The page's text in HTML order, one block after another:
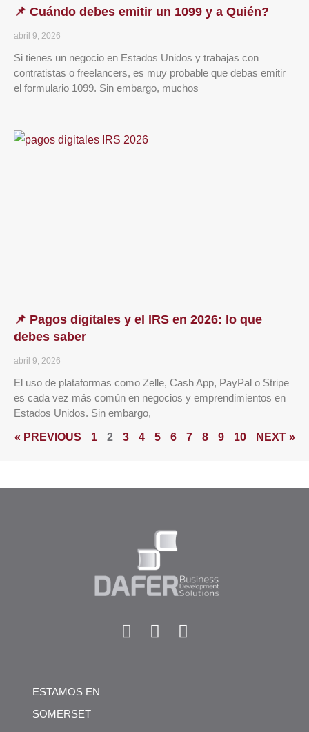
📌 Cuándo debes emitir un 1099 y a Quién?
abril 9, 2026
Si tienes un negocio en Estados Unidos y trabajas con
contratistas o freelancers, es muy probable que debas emitir
el formulario 1099. Sin embargo, muchos
📌 Pagos digitales y el IRS en 2026: lo que
debes saber
abril 9, 2026
El uso de plataformas como Zelle, Cash App, PayPal o Stripe
es cada vez más común en negocios y emprendimientos en
Estados Unidos. Sin embargo,
« PREVIOUS 1 2 3 4 5 6 7 8 9 10 NEXT »
ESTAMOS EN
SOMERSET